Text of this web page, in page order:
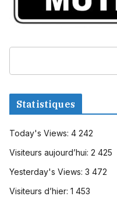
Statistiques
Today's Views: 4 242
Visiteurs aujourd’hui: 2 425
Yesterday's Views: 3 472
Visiteurs d’hier: 1 453